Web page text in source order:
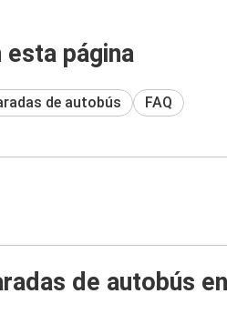
esta página
de autobús FAQ
de autobús